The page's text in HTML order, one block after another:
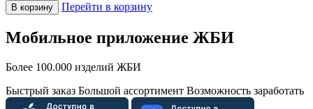
В корзину Перейти в корзину
Мобильное приложение ЖБИ
Более 100.000 изделий ЖБИ
Быстрый заказ Большой ассортимент Возможность заработать